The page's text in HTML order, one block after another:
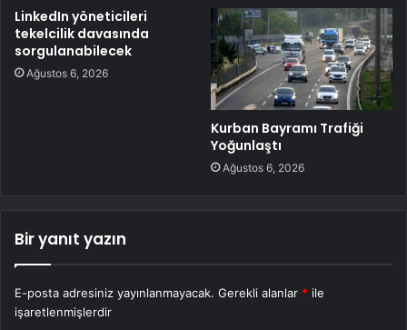
LinkedIn yöneticileri
tekelcilik davasında
sorgulanabilecek
Ağustos 6, 2026
Kurban Bayramı Trafiği
Yoğunlaştı
Ağustos 6, 2026
Bir yanıt yazın
E-posta adresiniz yayınlanmayacak. Gerekli alanlar * ile
işaretlenmişlerdir